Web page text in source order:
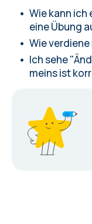
Wie kann
eine Übung
Wie
Ich sehe
meins ist